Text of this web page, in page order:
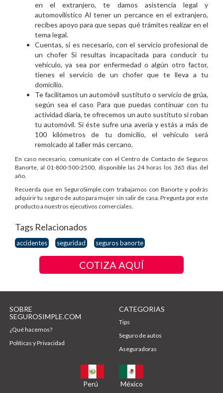
en el extranjero, te damos asistencia legal y
automovilístico Al tener un percance en el extranjero,
recibes apoyo para que sepas qué trámites realizar en el
tema legal.
Cuentas, si es necesario, con el servicio profesional de
un chofer Si resultas incapacitada para conducir tu
vehículo, ya sea por enfermedad o algún otro factor,
tienes el servicio de un chofer que te lleva a tu
domicilio.
Te facilitamos un automóvil sustituto o servicio de grúa,
según sea el caso Para que puedas continuar con tu
actividad diaria, te ofrecemos un auto sustituto si roban
tu automóvil. Si éste sufre una avería y estás a más de
100 kilómetros de tu domicilio, el vehículo será
remolcado al taller más cercano.
En caso necesario, comunícate con el Centro de Contacto de Seguros
Banorte, al 01-800-500-2500, disponible las 24 horas los 365 días del
año.
Recuerda que en SeguroSimple.com trabajamos con Banorte y podrás
adquirir tu seguro de auto para mujer sin salir de casa. Pregunta por este
producto a nuestros ejecutivos comerciales.
Tags Relacionados
accidentes seguridad seguros banorte
COTIZA AQUÍ
SOBRE
SEGUROSIMPLE.COM
¿Qué hacemos?
Políticas y Privacidad
CATEGORIAS
Tips
Seguro de autos
Aseguradoras
Perú México